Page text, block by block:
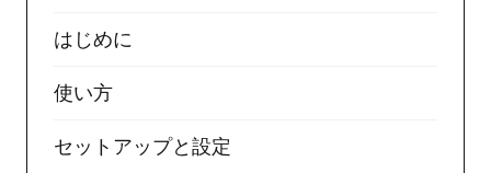
はじめに
使い方
セットアップと設定